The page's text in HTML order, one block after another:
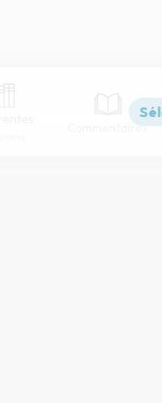
Commentaires